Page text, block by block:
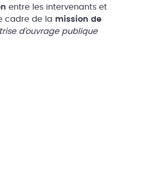
entre les intervenants et
cadre de la mission de
d’ouvrage publique